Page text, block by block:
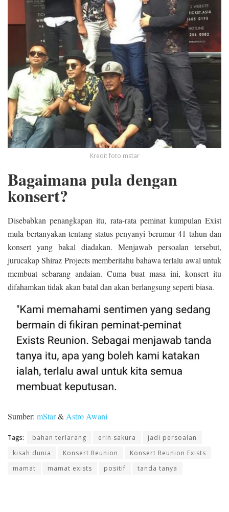
Kredit foto mstar
Bagaimana pula dengan
konsert?
Disebabkan penangkapan itu, rata-rata peminat kumpulan Exist
mula bertanyakan tentang status penyanyi berumur 41 tahun dan
konsert yang bakal diadakan. Menjawab persoalan tersebut,
jurucakap Shiraz Projects memberitahu bahawa terlalu awal untuk
membuat sebarang andaian. Cuma buat masa ini, konsert itu
difahamkan tidak akan batal dan akan berlangsung seperti biasa.
Sumber: mStar&Astro Awani
Tags: bahan terlarang erin sakura
jadi persoalan
kisah dunia
Konsert Reunion
Konsert Reunion Exists
mamat
mamat exists positif tanda tanya